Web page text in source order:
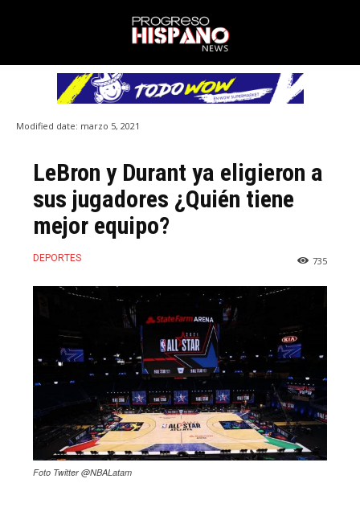
Modified date: marzo 5, 2021
LeBron y Durant ya eligieron a
sus jugadores ¿Quién tiene
mejor equipo?
DEPORTES 735
Foto Twitter @NBALatam